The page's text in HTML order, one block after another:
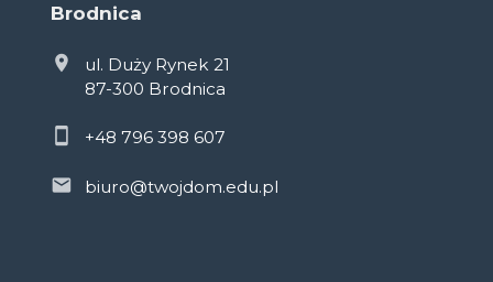
Brodnica
ul. Duży Rynek 21
87-300 Brodnica
+48 796 398 607
biuro@twojdom.edu.pl